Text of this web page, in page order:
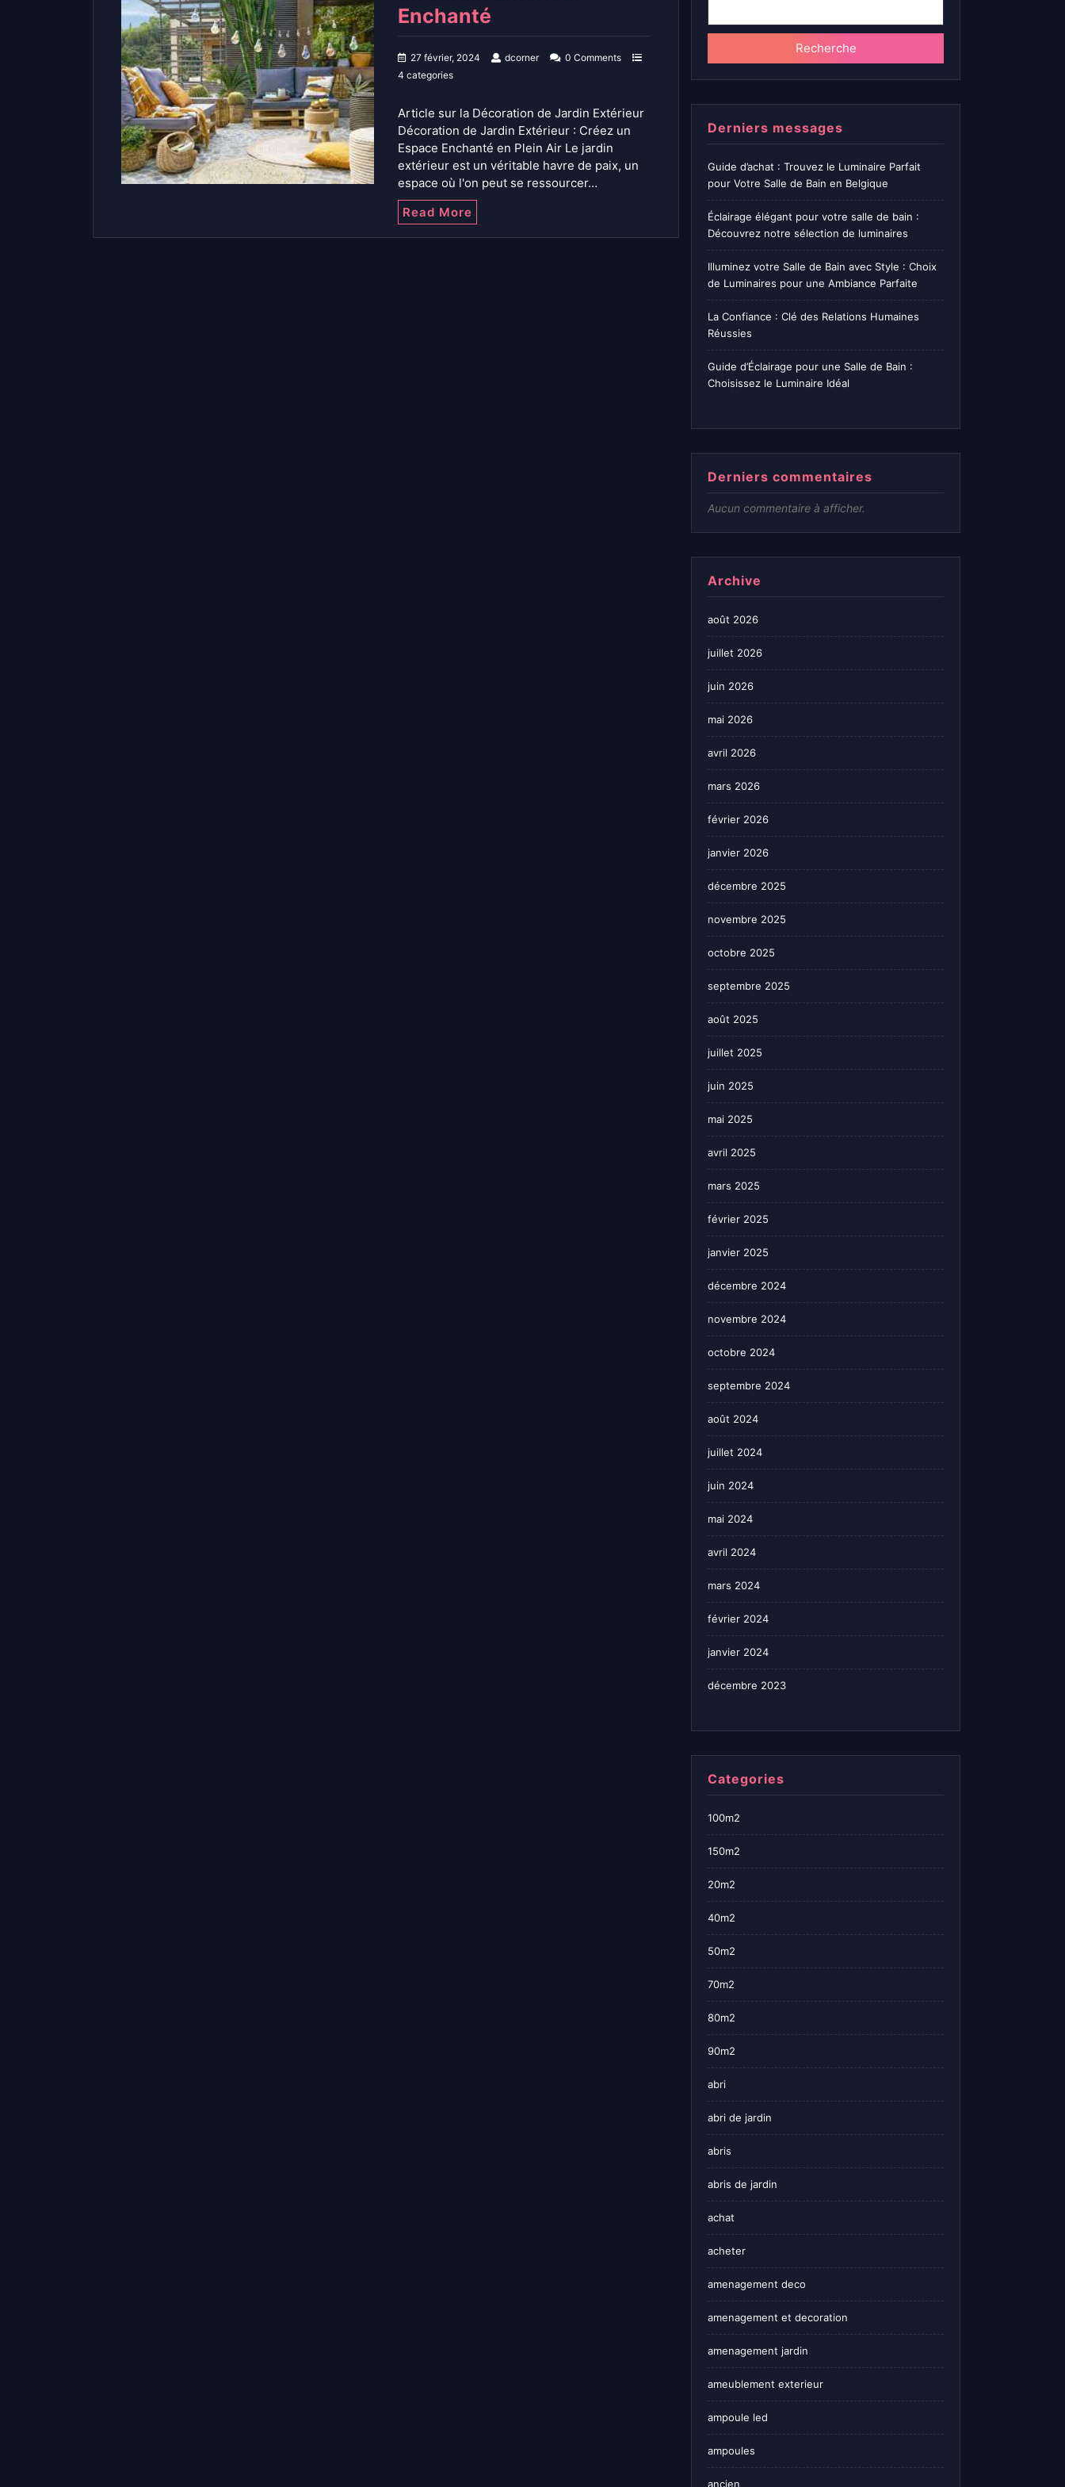
Enchanté
27 février, 2024 dcorner
0 Comments
4 categories
Article sur la Décoration de Jardin Extérieur
Décoration de Jardin Extérieur : Créez un
Espace Enchanté en Plein Air Le jardin
extérieur est un véritable havre de paix, un
espace où l'on peut se ressourcer…
Read More
Recherche
Derniers messages
Guide d’achat : Trouvez le Luminaire Parfait
pour Votre Salle de Bain en Belgique
Éclairage élégant pour votre salle de bain :
Découvrez notre sélection de luminaires
Illuminez votre Salle de Bain avec Style : Choix
de Luminaires pour une Ambiance Parfaite
La Confiance : Clé des Relations Humaines
Réussies
Guide d’Éclairage pour une Salle de Bain :
Choisissez le Luminaire Idéal
Derniers commentaires
Aucun commentaire à afficher.
Archive
août 2026
juillet 2026
juin 2026
mai 2026
avril 2026
mars 2026
février 2026
janvier 2026
décembre 2025
novembre 2025
octobre 2025
septembre 2025
août 2025
juillet 2025
juin 2025
mai 2025
avril 2025
mars 2025
février 2025
janvier 2025
décembre 2024
novembre 2024
octobre 2024
septembre 2024
août 2024
juillet 2024
juin 2024
mai 2024
avril 2024
mars 2024
février 2024
janvier 2024
décembre 2023
Categories
100m2
150m2
20m2
40m2
50m2
70m2
80m2
90m2
abri
abri de jardin
abris
abris de jardin
achat
acheter
amenagement deco
amenagement et decoration
amenagement jardin
ameublement exterieur
ampoule led
ampoules
ancien